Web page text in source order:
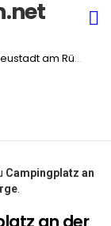
am Rübenberge
Campingplatz an